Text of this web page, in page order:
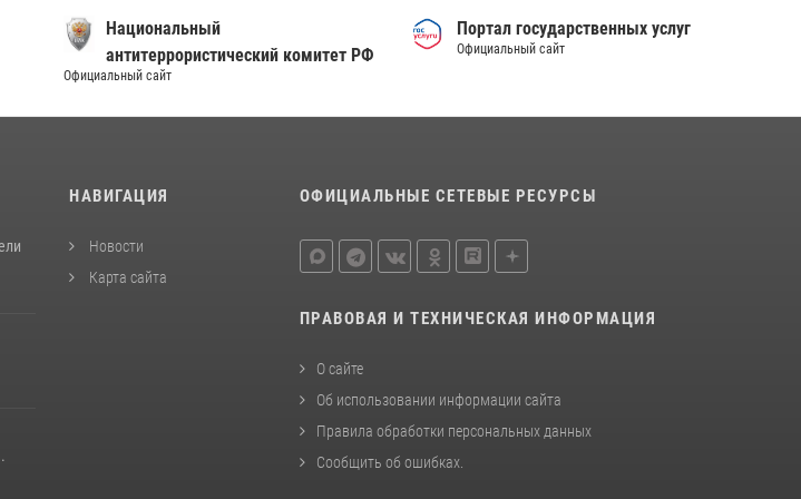
деятельности вневедомственной охраны
Росгвардии за первое полугодие 2026 года
Сотрудники тюменского СОБР "Сова"
Национальный
антитеррористический комитет РФ
Официальный сайт
Портал государственных услуг
Официальный сайт
НАВИГАЦИЯ
Новости
Карта сайта
ОФИЦИАЛЬНЫЕ СЕТЕВЫЕ РЕСУРСЫ
ПРАВОВАЯ И ТЕХНИЧЕСКАЯ ИНФОРМАЦИЯ
О сайте
Об использовании информации сайта
Правила обработки персональных данных
Сообщить об ошибках.